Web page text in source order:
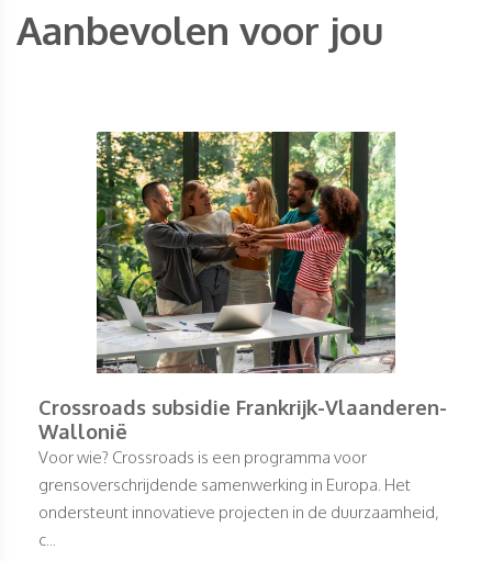
Aanbevolen voor jou
Crossroads subsidie Frankrijk-Vlaanderen-
Wallonië
Voor wie? Crossroads is een programma voor
grensoverschrijdende samenwerking in Europa. Het
ondersteunt innovatieve projecten in de duurzaamheid,
c...